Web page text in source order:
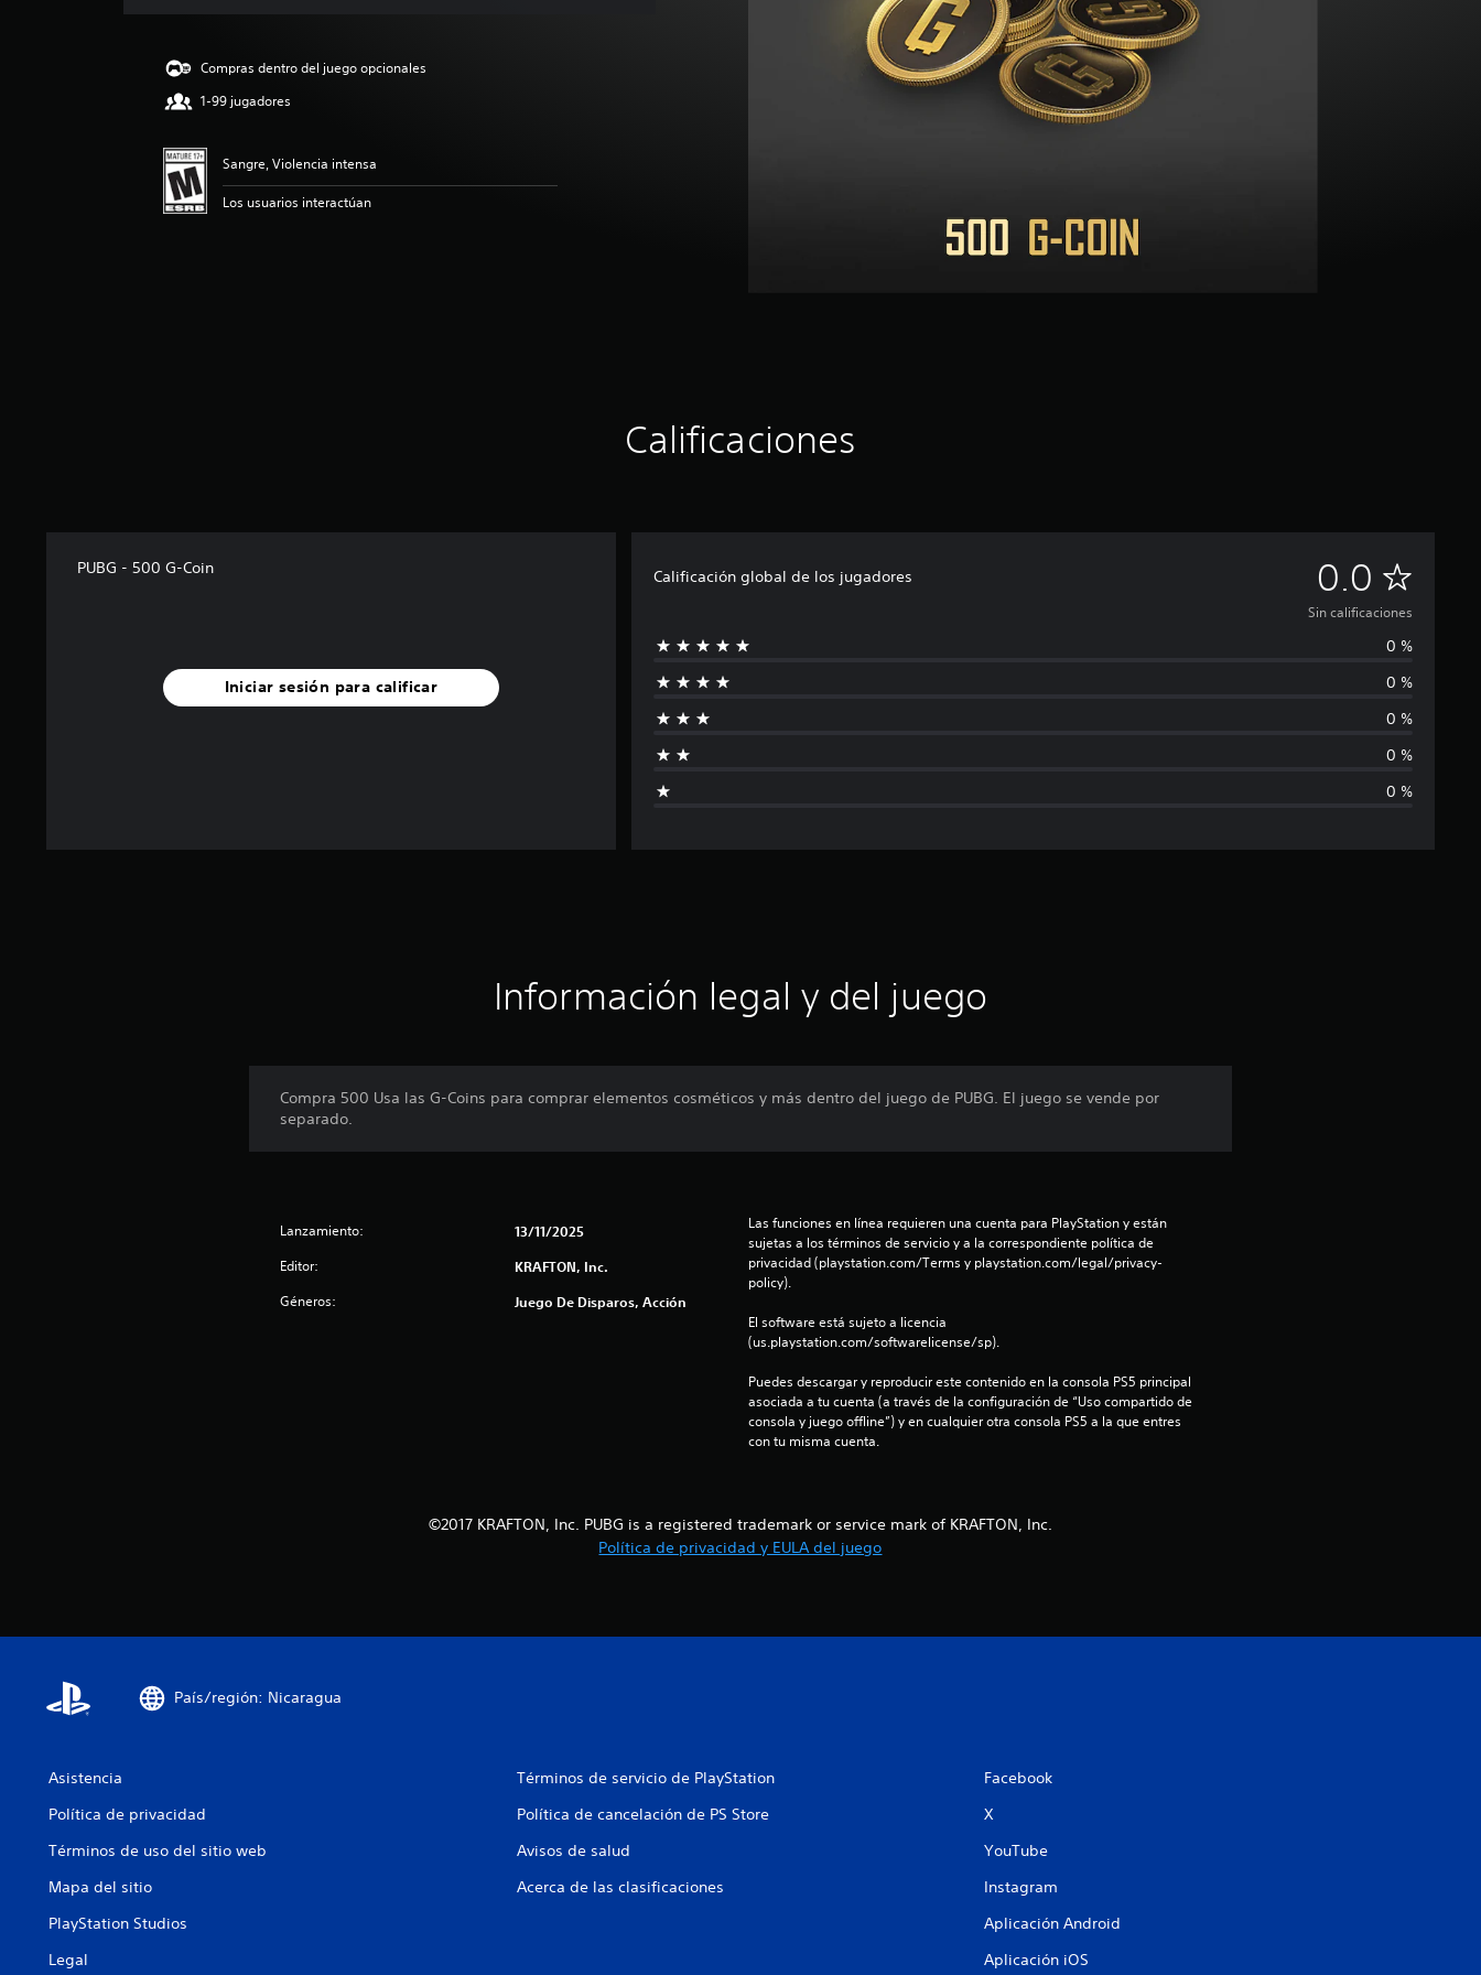
i
a
c
i
e
s
Compras dentro del juego opcionales
1-99 jugadores
Sangre, Violencia intensa
Los usuarios interactúan
Calificaciones
PUBG - 500 G-Coin
Iniciar sesión para calificar
Calificación global de los jugadores 0.0 S
i
n
c
a
i
Sin calificaciones
0 %
0 %
0 %
0 %
0 %
Información legal y del juego
Compra 500 Usa las G-Coins para comprar elementos cosméticos y más dentro del juego de PUBG. El juego se vende por
separado.
Lanzamiento: 13/11/2025
Editor: KRAFTON, Inc.
Géneros: Juego De Disparos, Acción
Las funciones en línea requieren una cuenta para PlayStation y están
sujetas a los términos de servicio y a la correspondiente política de
privacidad (playstation.com/Terms y playstation.com/legal/privacy-
policy).
El software está sujeto a licencia
(us.playstation.com/softwarelicense/sp).
Puedes descargar y reproducir este contenido en la consola PS5 principal
asociada a tu cuenta (a través de la configuración de “Uso compartido de
consola y juego offline”) y en cualquier otra consola PS5 a la que entres
con tu misma cuenta.
©2017 KRAFTON, Inc. PUBG is a registered trademark or service mark of KRAFTON, Inc.
Política de privacidad y EULA del juego
País/región: Nicaragua
Asistencia
Política de privacidad
Términos de uso del sitio web
Mapa del sitio
PlayStation Studios
Legal
Términos de servicio de PlayStation
Política de cancelación de PS Store
Avisos de salud
Acerca de las clasificaciones
Facebook
X
YouTube
Instagram
Aplicación Android
Aplicación iOS